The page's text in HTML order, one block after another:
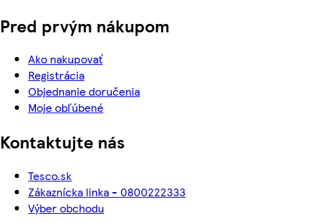
Pred prvým nákupom
Ako nakupovať
Registrácia
Objednanie doručenia
Moje obľúbené
Kontaktujte nás
Tesco.sk
Zákaznícka linka - 0800222333
Výber obchodu